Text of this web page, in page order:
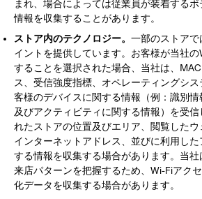
まれ、場合によっては従業員が装着する
情報を収集することがあります。
ストア内のテクノロジー。 一部のストアで
イントを提供しています。お客様が当社
することを選択された場合、当社は、
ス、受信強度指標、オペレーティングシ
客様のデバイスに関する情報（例：識別情
及びアクティビティに関する情報）を受
れたストアの位置及びエリア、閲覧した
インターネットアドレス、並びに利用し
する情報を収集する場合があります。当
来店パターンを把握するため、Wi-Fiアク
化データを収集する場合があります。